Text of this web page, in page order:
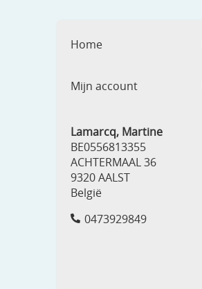
Home
Mijn account
Lamarcq, Martine
BE0556813355
ACHTERMAAL 36
9320 AALST
België
0473929849